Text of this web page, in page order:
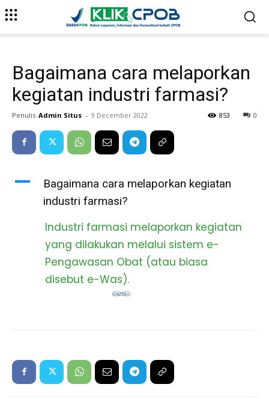
Bagaimana cara melaporkan
kegiatan industri farmasi?
Penulis Admin Situs - 9 December 2022 0
853
A
Bagaimana cara melaporkan kegiatan
industri farmasi?
Industri farmasi melaporkan kegiatan
yang dilakukan melalui sistem e-
Pengawasan Obat (atau biasa
disebut e-Was).